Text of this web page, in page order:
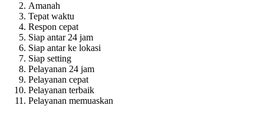
Amanah
Tepat waktu
Respon cepat
Siap antar 24 jam
Siap antar ke lokasi
Siap setting
Pelayanan 24 jam
Pelayanan cepat
Pelayanan terbaik
Pelayanan memuaskan